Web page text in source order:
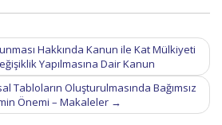
Hakkında Kanun ile Kat Mülkiyeti
Yapılmasına Dair Kanun
Tabloların Oluşturulmasında Bağımsız
Önemi – Makaleler →